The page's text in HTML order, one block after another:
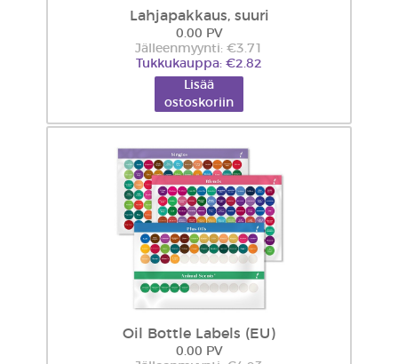
Lahjapakkaus, suuri
0.00 PV
Jälleenmyynti: €3.71
Tukkukauppa: €2.82
Lisää
ostoskoriin
Oil Bottle Labels (EU)
0.00 PV